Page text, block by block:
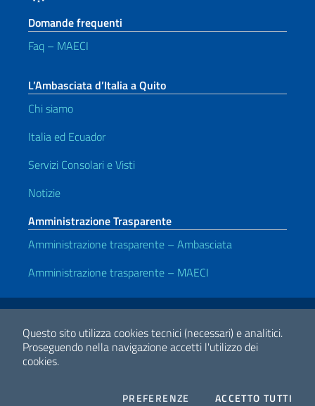
Questo sito utilizza cookies tecnici (necessari) e analitici.
Proseguendo nella navigazione accetti l'utilizzo dei
cookies.
PREFERENZE COOKIESACCETTO TUTTI
Domande frequenti
Faq – MAECI
L’Ambasciata d’Italia a Quito
Chi siamo
Italia ed Ecuador
Servizi Consolari e Visti
Notizie
Amministrazione Trasparente
Amministrazione trasparente – Ambasciata
Amministrazione trasparente – MAECI
Link Utili